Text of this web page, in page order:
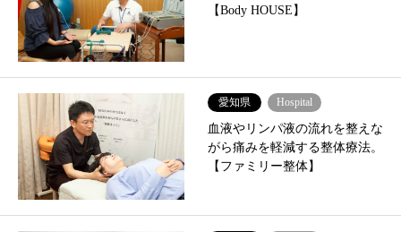
【Body HOUSE】
愛知県 Hospital
血液やリンパ液の流れを整えな
がら痛みを軽減する整体療法。
【ファミリー整体】